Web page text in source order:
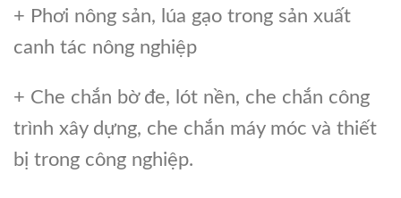
+ Phơi nông sản, lúa gạo trong sản xuất
canh tác nông nghiệp
+ Che chắn bờ đe, lót nền, che chắn công
trình xây dựng, che chắn máy móc và thiết
bị trong công nghiệp.